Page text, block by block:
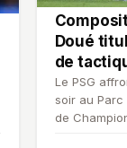
Doué
de
Le PSG
soir au
de